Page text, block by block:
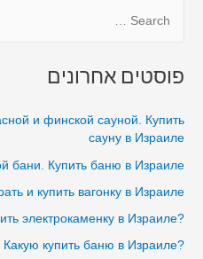
יבשה
סאונה
בכפר
ביל"ו
בבית
r
:
פוסטים אחרונים
и финской сауной. Купить
сауну в Израиле
бани. Купить баню в Израиле
и купить вагонку в Израиле
?Как правильно купить электрокаменку в Израиле
?Какую купить баню в Израиле